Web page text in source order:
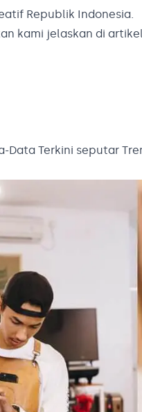
Republik Indonesia.
kami jelaskan di
Data Terkini seputar